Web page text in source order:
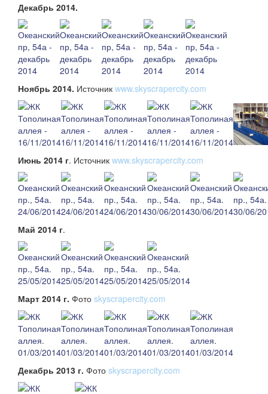
Декабрь 2014.
Ноябрь 2014. Источник www.skyscrapercity.com
Июнь 2014 г. Источник www.skyscrapercity.com
Май 2014 г.
Март 2014 г. Фото skyscrapercity.com
Декабрь 2013 г. Фото skyscrapercity.com